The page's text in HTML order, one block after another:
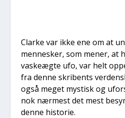
Clar­ke var ikke ene om at
men­ne­sker, som mener, at
vaske­æg­te ufo, var helt
fra den­ne skri­bents
også meget mystisk og
nok nær­mest det mest
den­ne histo­rie.